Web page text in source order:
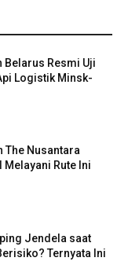
Belarus Resmi Uji
Logistik Minsk-
The Nusantara
Melayani Rute Ini
Jendela saat
Ternyata Ini